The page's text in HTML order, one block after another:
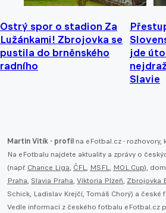
Ostrý spor o stadion Za
Lužánkami! Zbrojovka se
pustila do brněnského
radního
jde
Slavie
Martin Vitík - profil na eFotbal.cz - rozhovory,
Na eFotbalu najdete aktuality a zprávy o
(např. Chance Liga, ČFL, MSFL, MOL Cup),
Praha, Slavia Praha, Viktoria Plzeň, Zbrojovka
Schick, Ladislav Krejčí, Tomáš Chorý) a české
Vedle informací z českého fotbalu eFotbal.cz